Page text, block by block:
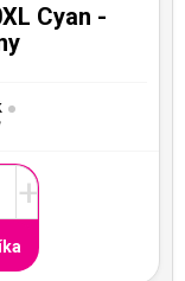
Cyan -
+